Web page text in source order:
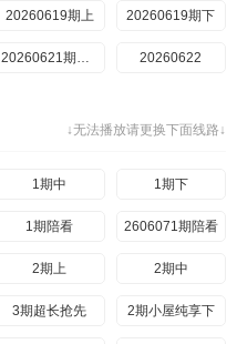
202607238期四 202607248期上
202607268期陪看 20260727喜欢你日记8期上
20260731番外 20260731番外2
20260804喜欢你日记9期下
2026080810期陪看
20260619期上 20260619期下
20260621期陪看 20260622
20260628 20260629
20260701期下 20260701期纯享上
20260702期下
20260703期番外 20260704
↓无法播放请更换下面线路↓
1期中 1期下
1期陪看 2606071期陪看
2期上 2期中
3期超长抢先 2期小屋纯享下